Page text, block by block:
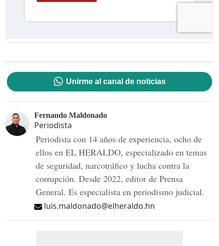
Unirme al canal de noticias
Fernando Maldonado
Periodista
Periodista con 14 años de experiencia, ocho de
ellos en EL HERALDO, especializado en temas
de seguridad, narcotráfico y lucha contra la
corrupción. Desde 2022, editor de Prensa
General. Es especialista en periodismo judicial.
luis.maldonado@elheraldo.hn